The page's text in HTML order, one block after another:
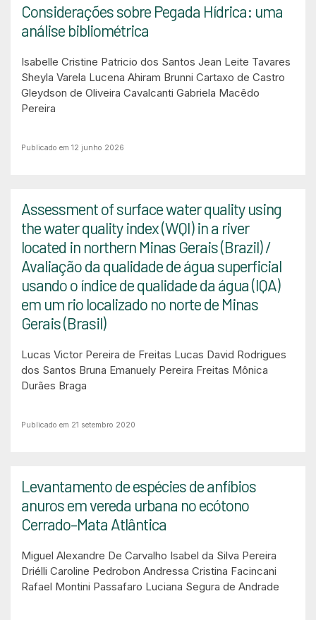
Considerações sobre Pegada Hídrica: uma
análise bibliométrica
Isabelle Cristine Patricio dos Santos Jean Leite Tavares
Sheyla Varela Lucena Ahiram Brunni Cartaxo de Castro
Gleydson de Oliveira Cavalcanti Gabriela Macêdo
Pereira
Publicado em 12 junho 2026
Assessment of surface water quality using
the water quality index (WQI) in a river
located in northern Minas Gerais (Brazil) /
Avaliação da qualidade de água superficial
usando o índice de qualidade da água (IQA)
em um rio localizado no norte de Minas
Gerais (Brasil)
Lucas Victor Pereira de Freitas Lucas David Rodrigues
dos Santos Bruna Emanuely Pereira Freitas Mônica
Durães Braga
Publicado em 21 setembro 2020
Levantamento de espécies de anfíbios
anuros em vereda urbana no ecótono
Cerrado–Mata Atlântica
Miguel Alexandre De Carvalho Isabel da Silva Pereira
Driélli Caroline Pedrobon Andressa Cristina Facincani
Rafael Montini Passafaro Luciana Segura de Andrade